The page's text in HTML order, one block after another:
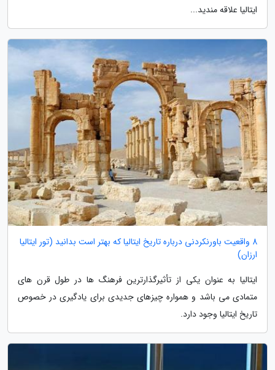
ایتالیا علاقه مندید...
8 واقعیت باورنکردنی درباره تاریخ ایتالیا که بهتر است بدانید (تور ایتالیا
ارزان)
ایتالیا به عنوان یکی از تأثیرگذارترین فرهنگ ها در طول قرن های
متمادی می باشد و همواره چیزهای جدیدی برای یادگیری در خصوص
تاریخ ایتالیا وجود دارد.